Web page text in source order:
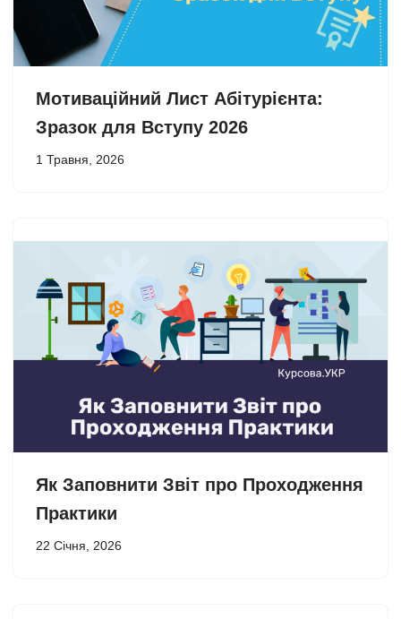
Мотиваційний Лист Абітурієнта:
Зразок для Вступу 2026
1 Травня, 2026
Як Заповнити Звіт про Проходження
Практики
22 Січня, 2026